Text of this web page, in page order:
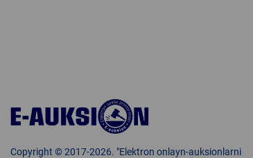
Copyright © 2017-2026. "Elektron onlayn-auksionlarni